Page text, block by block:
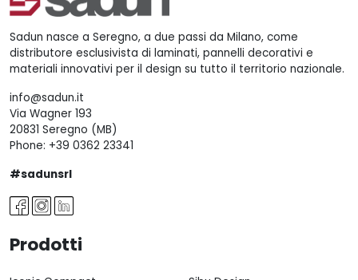
Sadun nasce a Seregno, a due passi da Milano, come
distributore esclusivista di laminati, pannelli decorativi e
materiali innovativi per il design su tutto il territorio nazionale.
info@sadun.it
Via Wagner 193
20831 Seregno (MB)
Phone: +39 0362 23341
#sadunsrl
Prodotti